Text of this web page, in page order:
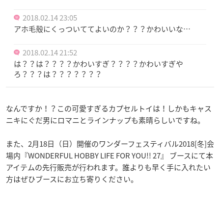
2018.02.14 23:05
アホ毛殻にくっついててよいのか？？？かわいいな…
2018.02.14 21:52
は？？は？？？？かわいすぎ？？？？かわいすぎや
ろ？？？は？？？？？？？
なんですか！？この可愛すぎるカプセルトイは！しかもキャス
ニキにぐだ男にロマニとラインナップも素晴らしいですね。
また、2月18日（日）開催のワンダーフェスティバル2018[冬]会
場内『WONDERFUL HOBBY LIFE FOR YOU!! 27』 ブースにて本
アイテムの先行販売が行われます。誰よりも早く手に入れたい
方はぜひブースにお立ち寄りください。